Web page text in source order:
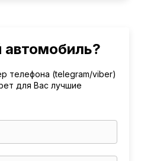
телефона (telegram/viber)
для Вас лучшие